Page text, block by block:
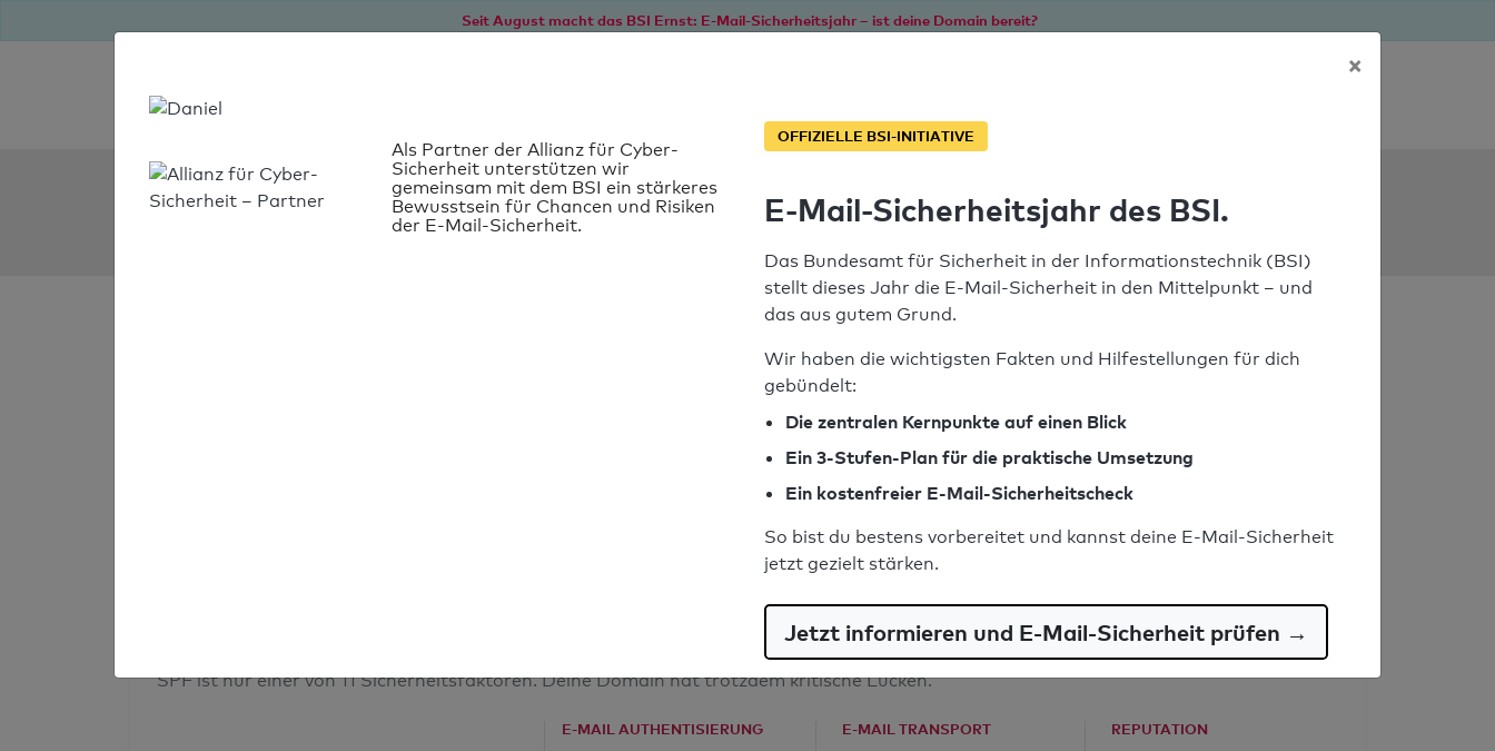
Seit August macht das BSI Ernst: E-Mail-Sicherheitsjahr – ist deine Domain bereit?
SPF Check:
bock-versorgungstechnik.de
Syntaxprüfung: 0 Fehler
SPF ist nur einer von 11 Sicherheitsfaktoren. Deine Domain hat trotzdem kritische Lücken.
E-MAIL AUTHENTISIERUNG E-MAIL TRANSPORT REPUTATION
×
Als Partner der Allianz für Cyber-
Sicherheit unterstützen wir
gemeinsam mit dem BSI ein stärkeres
Bewusstsein für Chancen und Risiken
der E-Mail-Sicherheit.
OFFIZIELLE BSI-INITIATIVE
E-Mail-Sicherheitsjahr des BSI.
Das Bundesamt für Sicherheit in der Informationstechnik (BSI)
stellt dieses Jahr die E-Mail-Sicherheit in den Mittelpunkt – und
das aus gutem Grund.
Wir haben die wichtigsten Fakten und Hilfestellungen für dich
gebündelt:
Die zentralen Kernpunkte auf einen Blick
Ein 3-Stufen-Plan für die praktische Umsetzung
Ein kostenfreier E-Mail-Sicherheitscheck
So bist du bestens vorbereitet und kannst deine E-Mail-Sicherheit
jetzt gezielt stärken.
Jetzt informieren und E-Mail-Sicherheit prüfen →